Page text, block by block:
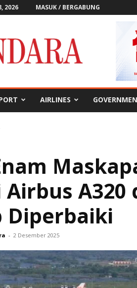
2026 MASUK / BERGABUNG
AIRLINES
Airbus A320
Diperbaiki
- 2 Desember 2025